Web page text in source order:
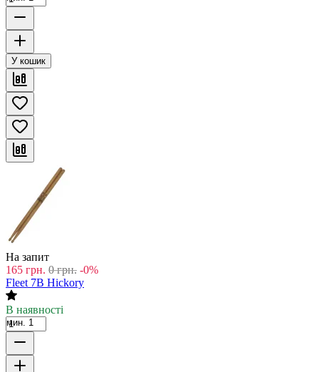
У кошик
На запит
165 грн. 0 грн. -0%
Fleet 7B Hickory
В наявності
мин. 1